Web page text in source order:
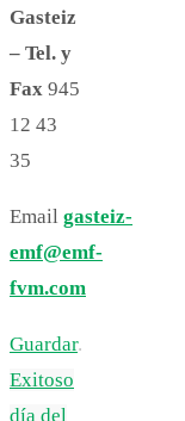
Gasteiz
– Tel. y
Fax 945
12 43
35
Email gasteiz-
emf@emf-
fvm.com
Guardar.
Exitoso
día del